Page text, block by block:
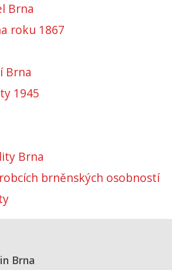
Brna
roku 1867
Brna
1945
Brna
brněnských osobností
Brna